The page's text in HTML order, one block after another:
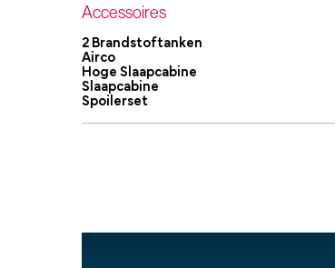
Accessoires
2 Brandstoftanken
Airco
Hoge Slaapcabine
Slaapcabine
Spoilerset